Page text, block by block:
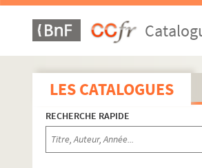
LES CATALOGUES
RECHERCHE RAPIDE